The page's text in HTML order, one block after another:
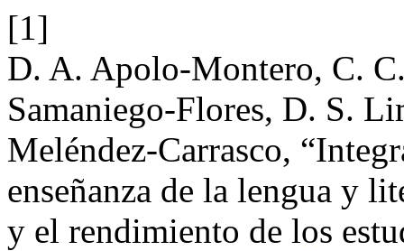
[1]
D. A. Apolo-Montero, C.
Samaniego-Flores, D. S.
Meléndez-Carrasco,
enseñanza de la lengua y
y el rendimiento de los